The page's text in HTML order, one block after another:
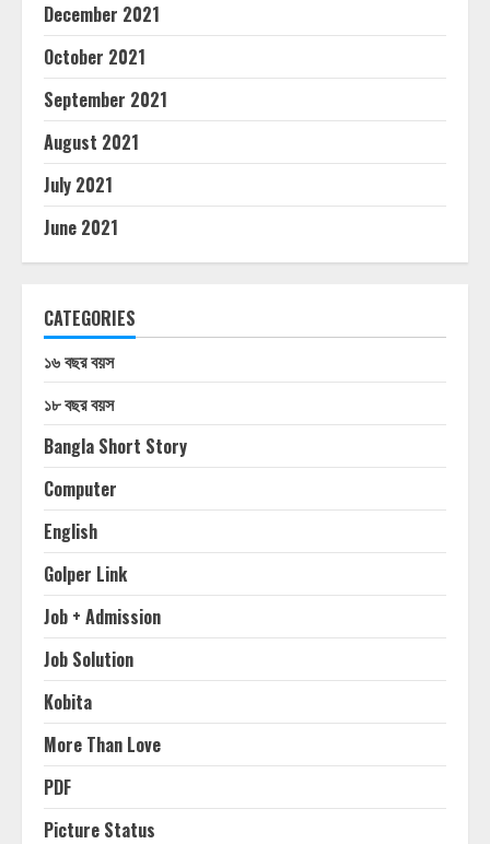
December 2021
October 2021
September 2021
August 2021
July 2021
June 2021
CATEGORIES
১৬ বছর বয়স
১৮ বছর বয়স
Bangla Short Story
Computer
English
Golper Link
Job + Admission
Job Solution
Kobita
More Than Love
PDF
Picture Status